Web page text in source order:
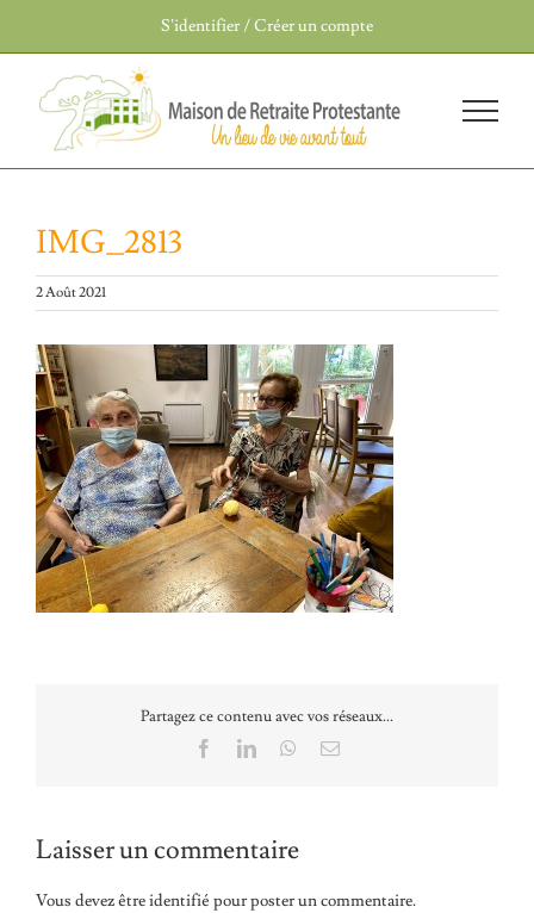
contenu
S’identifier / Créer un compte
IMG_2813
2 Août 2021
Partagez ce contenu avec vos réseaux...
FacebookLinkedInWhatsApp
Email
Laisser un commentaire
Vous devez êtreidentifié pour poster un commentaire.